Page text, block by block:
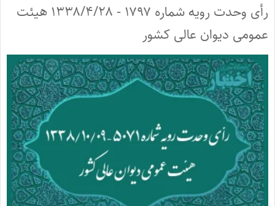
رأی وحدت رویه شماره ۱۷۹۷ - ۱۳۳۸/۴/۲۸ هیئت
عمومی دیوان عالی کشور